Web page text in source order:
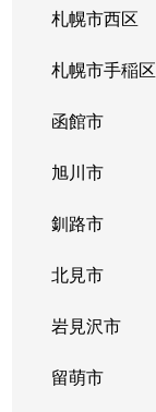
札幌市西区
札幌市手稲区
函館市
旭川市
釧路市
北見市
岩見沢市
留萌市